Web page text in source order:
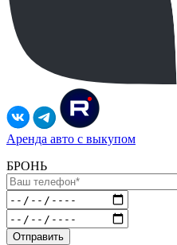
Аренда авто с выкупом
БРОНЬ